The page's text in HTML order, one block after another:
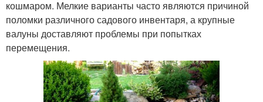
кошмаром. Мелкие варианты часто являются причиной
поломки различного садового инвентаря, а крупные
валуны доставляют проблемы при попытках
перемещения.